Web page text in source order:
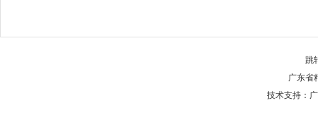
跳
广东省
技术支持：